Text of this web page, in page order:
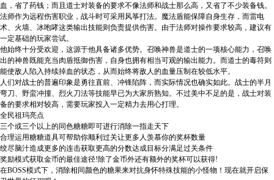
血，省了药钱；而且道士对装备的要求不像法师和战士那么高，又省了不少装备钱。
法师作为远程伤害职业，战斗时可采用风筝打法。魔法盾能保障自身生存，而雷电
术、火墙、冰咆哮这类输出技能则负责提供伤害。由于法师对操作要求较高，建议有
一定基础的玩家尝试。
他始终十分受欢迎，这源于他具备诸多优势。召唤神兽是道士的一项核心能力，召唤
出的神兽既能充当肉盾抵御伤害，自身也拥有相当可观的输出能力。而道士的毒符则
能使敌人陷入持续掉血的状态，从而始终将敌人的血量压制在较低水平。
人们对战士的普遍印象是勇往直前、冲锋陷阵，而实际情况也确实如此。战士的半月
弯刀、野蛮冲撞、烈火刀法等技能早已为大家所熟知。不过美中不足的是，战士对装
备的要求相对较高，需要玩家投入一定精力去用心打理。
全民祖玛亮点
三个或三个以上的同色糖糖即可进行消除一指走天下
合理运用糖糖道具可帮助你顺利过关让更多人羡慕你的奖杯数量
绞尽脑汁造成更多的连击获取更高的分数达成目标分满足过关条件
奖励模式获取金币的最佳途径!除了金币外还有额外的奖杯可以获得!
在BOSS模式下，消除相同颜色的糖果来对抗身怀特殊技能的小怪物！现在就开启保